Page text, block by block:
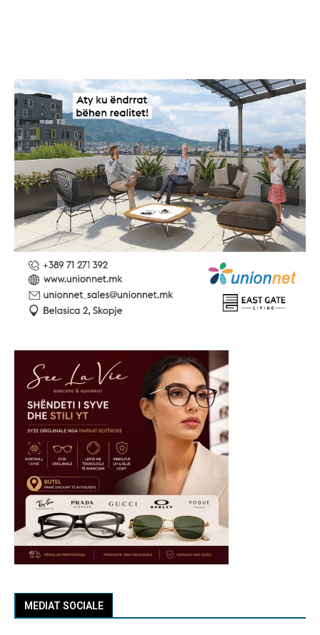
MEDIAT SOCIALE